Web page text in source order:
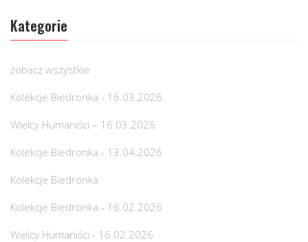
Kategorie
zobacz wszystkie
Kolekcje Biedronka - 16.03.2026
Wielcy Humaniści – 16.03.2026
Kolekcje Biedronka - 13.04.2026
Kolekcje Biedronka
Kolekcje Biedronka - 16.02.2026
Wielcy Humaniści - 16.02.2026